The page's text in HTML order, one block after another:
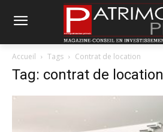
Accueil Tags Contrat de location
Tag: contrat de location